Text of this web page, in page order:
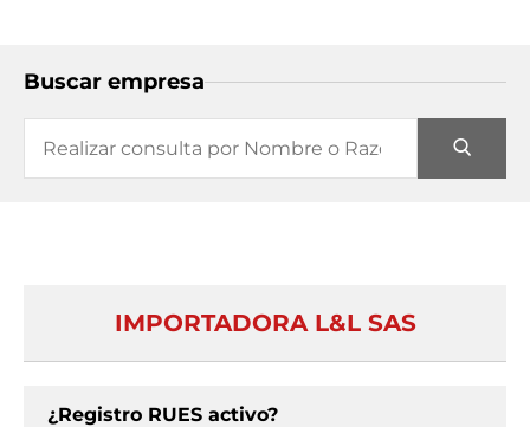
Buscar empresa
IMPORTADORA L&L SAS
¿Registro RUES activo?